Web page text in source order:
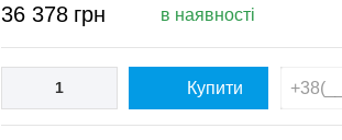
36 378 грн в наявності
Купити